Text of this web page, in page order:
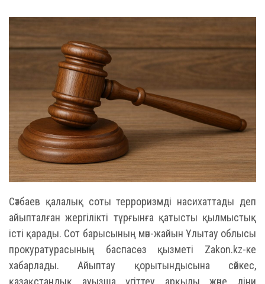
Сәтбаев қалалық соты терроризмді насихаттады деп
айыпталған жергілікті тұрғынға қатысты қылмыстық
істі қарады. Сот барысының мән-жайын Ұлытау облысы
прокуратурасының баспасөз қызметі Zakon.kz-ке
хабарлады. Айыптау қорытындысына сәйкес,
қазақстандық ауызша үгіттеу арқылы және діни